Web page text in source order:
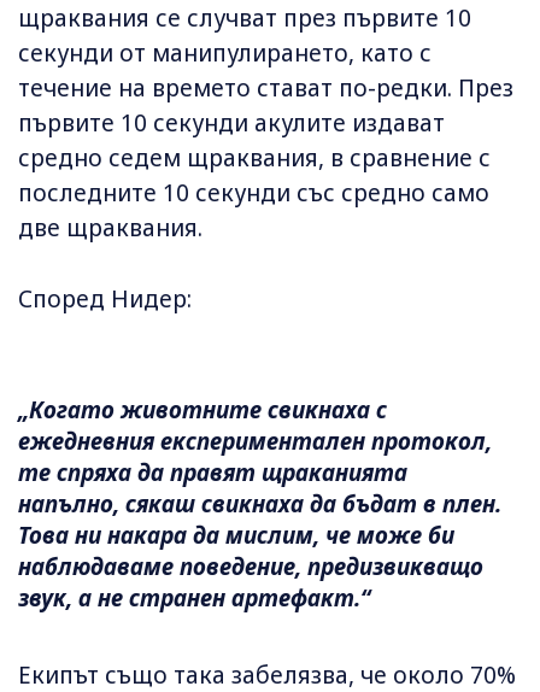
щраквания се случват през първите 10
секунди от манипулирането, като с
течение на времето стават по-редки. През
първите 10 секунди акулите издават
средно седем щраквания, в сравнение с
последните 10 секунди със средно само
две щраквания.
Според Нидер:
„Когато животните свикнаха с
ежедневния експериментален протокол,
те спряха да правят щраканията
напълно, сякаш свикнаха да бъдат в плен.
Това ни накара да мислим, че може би
наблюдаваме поведение, предизвикващо
звук, а не странен артефакт.“
Екипът също така забелязва, че около 70%